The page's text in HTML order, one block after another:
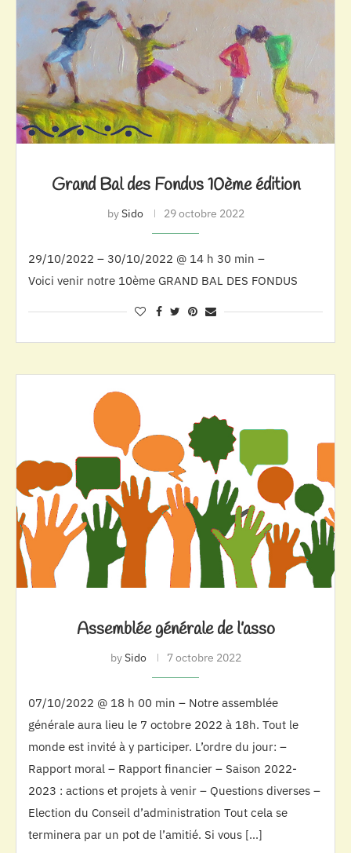
Grand Bal des Fondus 10ème édition
bySido 29 octobre 2022
29/10/2022 – 30/10/2022 @ 14 h 30 min –
Voici venir notre 10ème GRAND BAL DES FONDUS
Assemblée générale de l’asso
bySido 7 octobre 2022
07/10/2022 @ 18 h 00 min – Notre assemblée
générale aura lieu le 7 octobre 2022 à 18h. Tout le
monde est invité à y participer. L’ordre du jour: –
Rapport moral – Rapport financier – Saison 2022-
2023 : actions et projets à venir – Questions diverses –
Election du Conseil d’administration Tout cela se
terminera par un pot de l’amitié. Si vous […]